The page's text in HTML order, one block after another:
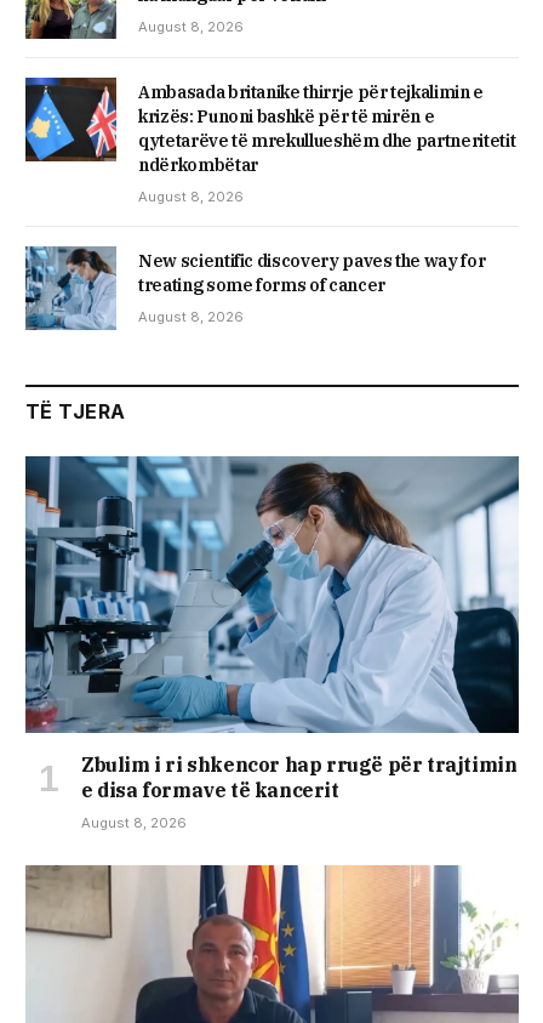
August 8, 2026
Ambasada britanike thirrje për tejkalimin e
krizës: Punoni bashkë për të mirën e
qytetarëve të mrekullueshëm dhe partneritetit
ndërkombëtar
August 8, 2026
New scientific discovery paves the way for
treating some forms of cancer
August 8, 2026
TË TJERA
Zbulim i ri shkencor hap rrugë për trajtimin
e disa formave të kancerit
August 8, 2026